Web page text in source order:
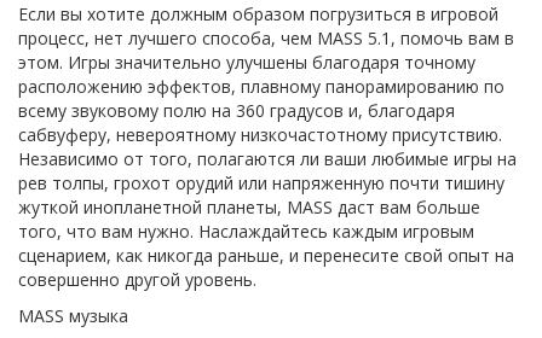
Если вы хотите должным образом погрузиться в игровой
процесс, нет лучшего способа, чем MASS 5.1, помочь вам в
этом. Игры значительно улучшены благодаря точному
расположению эффектов, плавному панорамированию по
всему звуковому полю на 360 градусов и, благодаря
сабвуферу, невероятному низкочастотному присутствию.
Независимо от того, полагаются ли ваши любимые игры на
рев толпы, грохот орудий или напряженную почти тишину
жуткой инопланетной планеты, MASS даст вам больше
того, что вам нужно. Наслаждайтесь каждым игровым
сценарием, как никогда раньше, и перенесите свой опыт на
совершенно другой уровень.
MASS музыка